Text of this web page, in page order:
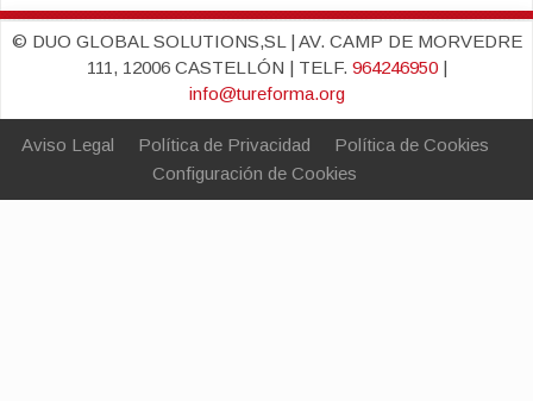
© DUO GLOBAL SOLUTIONS,SL | AV. CAMP DE MORVEDRE
111, 12006 CASTELLÓN | TELF. 964246950|
info@tureforma.org
Aviso Legal Política de Privacidad
Política de Cookies
Configuración de Cookies